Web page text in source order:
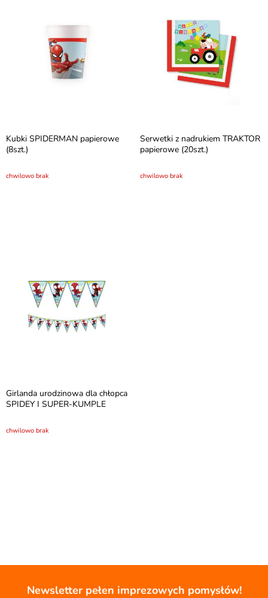
Kubki SPIDERMAN papierowe
(8szt.)
chwilowo brak
Serwetki z nadrukiem TRAKTOR
papierowe (20szt.)
chwilowo brak
Girlanda urodzinowa dla chłopca
SPIDEY I SUPER-KUMPLE
chwilowo brak
Newsletter pełen imprezowych pomysłów!